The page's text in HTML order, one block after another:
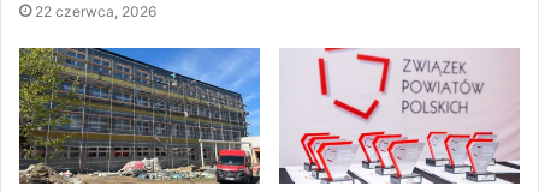
22 czerwca, 2026